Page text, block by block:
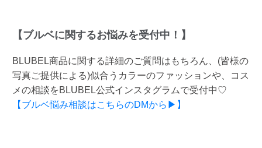
【ブルベに関するお悩みを受付中！】
BLUBEL商品に関する詳細のご質問はもちろん、(皆様の
写真ご提供による)似合うカラーのファッションや、コス
メの相談をBLUBEL公式インスタグラムで受付中♡
【ブルベ悩み相談はこちらのDMから▶】